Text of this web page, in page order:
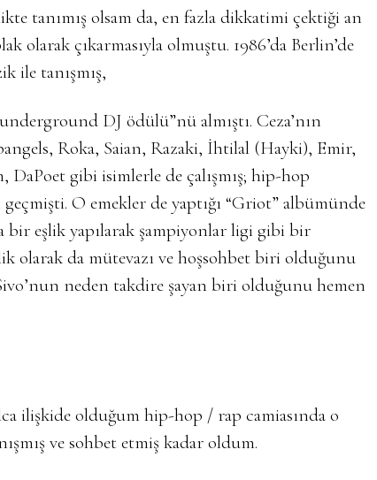
tanımış olsam da, en fazla dikkatimi çektiği an
olarak çıkarmasıyla olmuştu. 1986’da Berlin’de
ile tanışmış,
DJ ödülü”nü almıştı. Ceza’nın
Roka, Saian, Razaki, İhtilal (Hayki), Emir,
gibi isimlerle de çalışmış; hip-hop
geçmişti. O emekler de yaptığı “Griot” albümünde
bir eşlik yapılarak şampiyonlar ligi gibi bir
olarak da mütevazı ve hoşsohbet biri olduğunu
neden takdire şayan biri olduğunu hemen
ilişkide olduğum hip-hop / rap camiasında o
ve sohbet etmiş kadar oldum.